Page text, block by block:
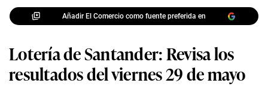
Añadir El Comercio como fuente preferida en
Lotería de Santander: Revisa los
resultados del viernes 29 de mayo